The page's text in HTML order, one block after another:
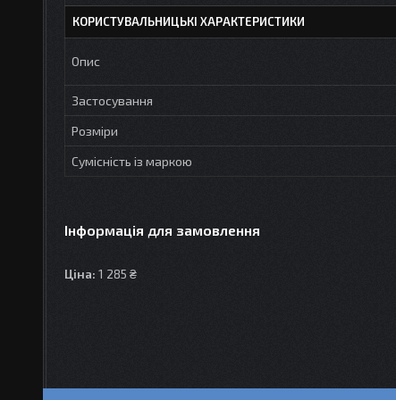
КОРИСТУВАЛЬНИЦЬКІ ХАРАКТЕРИСТИКИ
Опис
Застосування
Розміри
Сумісність із маркою
Інформація для замовлення
Ціна: 1 285 ₴